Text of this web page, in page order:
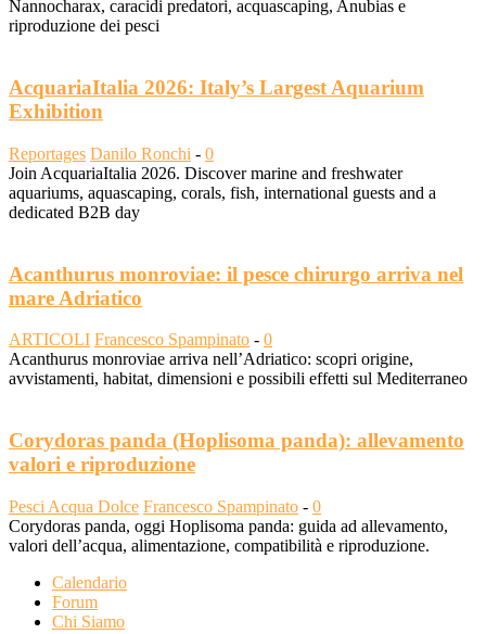
Nannocharax, caracidi predatori, acquascaping, Anubias e
riproduzione dei pesci
AcquariaItalia 2026: Italy’s Largest Aquarium
Exhibition
Reportages Danilo Ronchi - 0
Join AcquariaItalia 2026. Discover marine and freshwater
aquariums, aquascaping, corals, fish, international guests and a
dedicated B2B day
Acanthurus monroviae: il pesce chirurgo arriva nel
mare Adriatico
ARTICOLI Francesco Spampinato - 0
Acanthurus monroviae arriva nell’Adriatico: scopri origine,
avvistamenti, habitat, dimensioni e possibili effetti sul Mediterraneo
Corydoras panda (Hoplisoma panda): allevamento
valori e riproduzione
Pesci Acqua Dolce Francesco Spampinato - 0
Corydoras panda, oggi Hoplisoma panda: guida ad allevamento,
valori dell’acqua, alimentazione, compatibilità e riproduzione.
Calendario
Forum
Chi Siamo